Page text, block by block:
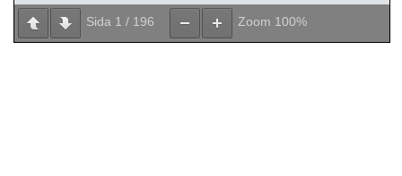
Sida 1 / 196 Zoom 100%